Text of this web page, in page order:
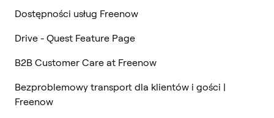
Dostępności usług Freenow
Drive - Quest Feature Page
B2B Customer Care at Freenow
Bezproblemowy transport dla klientów i gości |
Freenow